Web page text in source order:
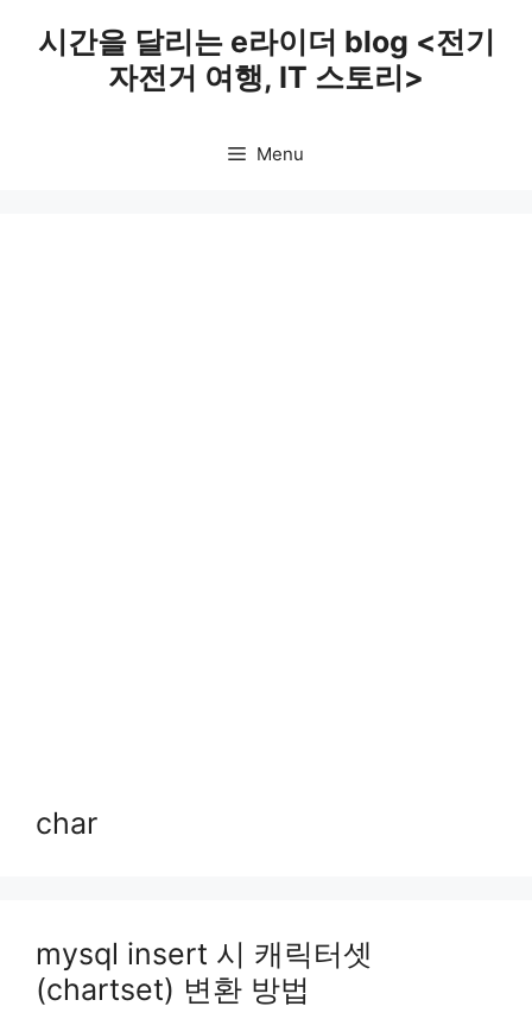
시간을 달리는 e라이더 blog <전기
자전거 여행, IT 스토리>
Menu
char
mysql insert 시 캐릭터셋
(chartset) 변환 방법